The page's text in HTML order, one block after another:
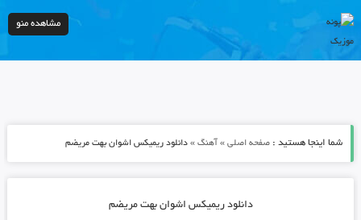
مشاهده منو
شما اینجا هستید : صفحه اصلی» آهنگ» دانلود ریمیکس اشوان بهت مریضم
دانلود ریمیکس اشوان بهت مریضم